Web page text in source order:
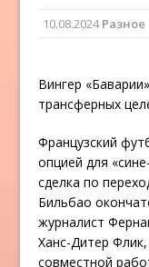
10.08.2024Разное
Вингер
трансферных
Французский
опцией для
сделка по
Бильбао
журналист
Ханс-Дитер
совместной